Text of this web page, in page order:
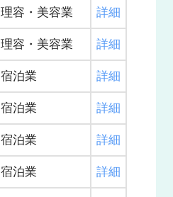
理容・美容業 詳細
理容・美容業 詳細
宿泊業 詳細
宿泊業 詳細
宿泊業 詳細
宿泊業 詳細